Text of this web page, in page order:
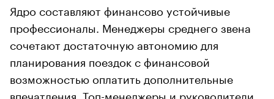
Ядро составляют финансово устойчивые
профессионалы. Менеджеры среднего звена
сочетают достаточную автономию для
планирования поездок с финансовой
возможностью оплатить дополнительные
впечатления. Топ-менеджеры и руководители